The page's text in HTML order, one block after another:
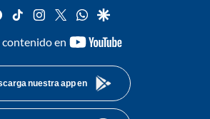
facebook
tiktok instagram
twitterwhatsapp
google
contenido en
youtube-
nuestra app en